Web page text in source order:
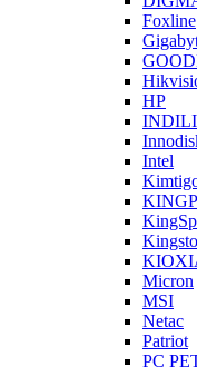
Foxline
HP
Intel
Micron
MSI
Netac
Patriot
PC